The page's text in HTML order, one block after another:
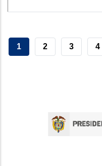
PÁGINA
1
GRADUADOS
2 3 4